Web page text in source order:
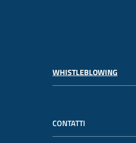
WHISTLEBLOWING
CONTATTI